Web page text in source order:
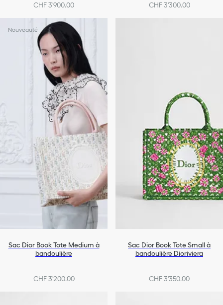
CHF 3'900.00 CHF 3'300.00
Nouveauté
Sac Dior Book Tote Medium à
bandoulière
CHF 3'200.00
Sac Dior Book Tote Small à
bandoulière Dioriviera
CHF 3'350.00